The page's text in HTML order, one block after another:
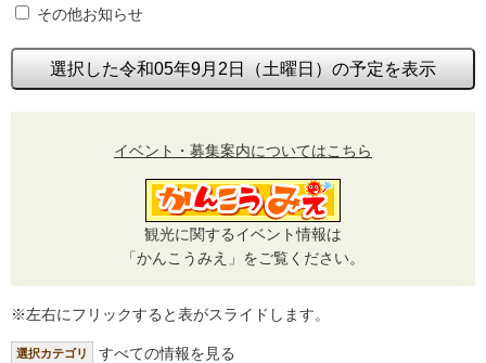
その他お知らせ
選択した令和05年9月2日（土曜日）の予定を表示
イベント・募集案内についてはこちら
観光に関するイベント情報は
「かんこうみえ」をご覧ください。
※左右にフリックすると表がスライドします。
選択カテゴリ すべての情報を見る